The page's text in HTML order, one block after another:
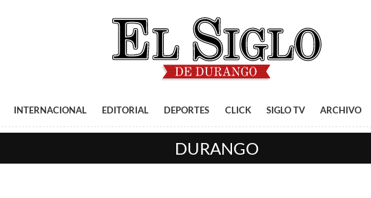
INTERNACIONAL EDITORIAL DEPORTES CLICK SIGLO TV ARCHIVO
DURANGO